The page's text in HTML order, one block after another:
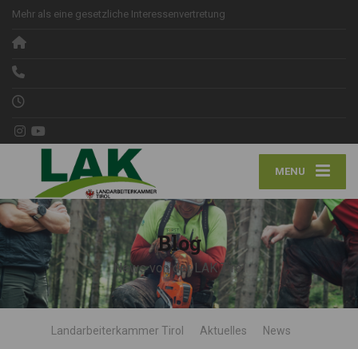
Mehr als eine gesetzliche Interessenvertretung
MENU
Blog
News von der LAK Tirol
Landarbeiterkammer Tirol Aktuelles
News